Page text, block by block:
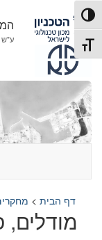
דלג
לתוכן
דלג
לניווט
הפעל/כבה ניגודיות
מתג גודל גופן
ע"ש
דף הבית >
מודלים,